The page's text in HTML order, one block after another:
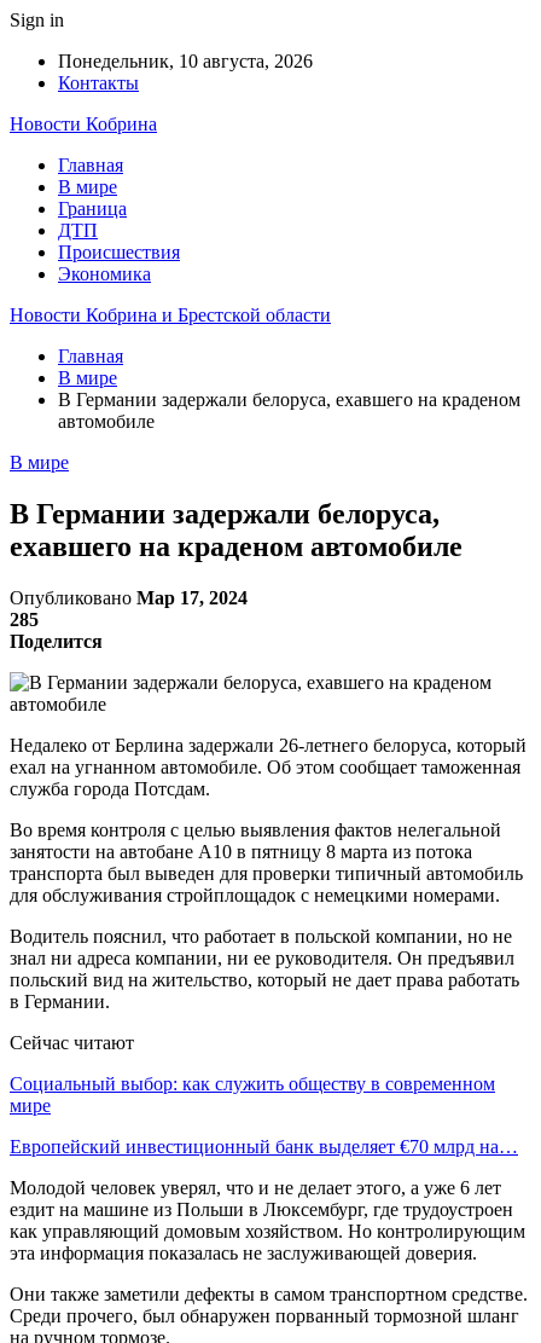
Sign in
Понедельник, 10 августа, 2026
Контакты
Новости Кобрина
Главная
В мире
Граница
ДТП
Происшествия
Экономика
Новости Кобрина и Брестской области
Главная
В мире
В Германии задержали белоруса, ехавшего на краденом
автомобиле
В мире
В Германии задержали белоруса,
ехавшего на краденом автомобиле
Опубликовано Мар 17, 2024
285
Поделится
Недалеко от Берлина задержали 26-летнего белоруса, который
ехал на угнанном автомобиле. Об этом сообщает таможенная
служба города Потсдам.
Во время контроля с целью выявления фактов нелегальной
занятости на автобане А10 в пятницу 8 марта из потока
транспорта был выведен для проверки типичный автомобиль
для обслуживания стройплощадок с немецкими номерами.
Водитель пояснил, что работает в польской компании, но не
знал ни адреса компании, ни ее руководителя. Он предъявил
польский вид на жительство, который не дает права работать
в Германии.
Сейчас читают
Социальный выбор: как служить обществу в современном
мире
Европейский инвестиционный банк выделяет €70 млрд на…
Молодой человек уверял, что и не делает этого, а уже 6 лет
ездит на машине из Польши в Люксембург, где трудоустроен
как управляющий домовым хозяйством. Но контролирующим
эта информация показалась не заслуживающей доверия.
Они также заметили дефекты в самом транспортном средстве.
Среди прочего, был обнаружен порванный тормозной шланг
на ручном тормозе.